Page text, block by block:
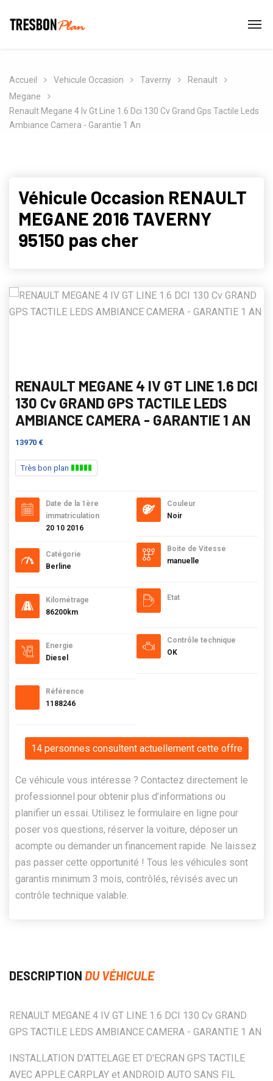
Accueil Vehicule Occasion Taverny
Renault
Megane
Renault Megane 4 Iv Gt Line 1.6 Dci 130 Cv Grand Gps Tactile Leds
Ambiance Camera - Garantie 1 An
Véhicule Occasion RENAULT
MEGANE 2016 TAVERNY
95150 pas cher
RENAULT MEGANE 4 IV GT LINE 1.6 DCI
130 Cv GRAND GPS TACTILE LEDS
AMBIANCE CAMERA - GARANTIE 1 AN
13970 €
Très bon plan
Date de la 1ère
immatriculation
20 10 2016
Catégorie
Berline
Kilométrage
86200km
Energie
Diesel
Référence
1188246
Couleur
Noir
Boite de Vitesse
manuelle
Etat
Contrôle technique
OK
14 personnes consultent actuellement cette offre
Ce véhicule vous intéresse ? Contactez directement le
professionnel pour obtenir plus d’informations ou
planifier un essai. Utilisez le formulaire en ligne pour
poser vos questions, réserver la voiture, déposer un
acompte ou demander un financement rapide. Ne laissez
pas passer cette opportunité ! Tous les véhicules sont
garantis minimum 3 mois, contrôlés, révisés avec un
contrôle technique valable.
DESCRIPTION DU VÉHICULE
RENAULT MEGANE 4 IV GT LINE 1.6 DCI 130 Cv GRAND
GPS TACTILE LEDS AMBIANCE CAMERA - GARANTIE 1 AN
INSTALLATION D'ATTELAGE ET D'ECRAN GPS TACTILE
AVEC APPLE CARPLAY et ANDROID AUTO SANS FIL